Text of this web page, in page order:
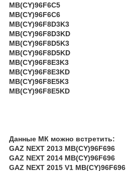
MB(CY)96F6C5
MB(CY)96F6C6
MB(CY)96F8D3K3
MB(CY)96F8D3KD
MB(CY)96F8D5K3
MB(CY)96F8D5KD
MB(CY)96F8E3K3
MB(CY)96F8E3KD
MB(CY)96F8E5K3
MB(CY)96F8E5KD
Данные МК можно встретить:
GAZ NEXT 2013 MB(CY)96F696
GAZ NEXT 2014 MB(CY)96F696
GAZ NEXT 2015 V1 MB(CY)96F696